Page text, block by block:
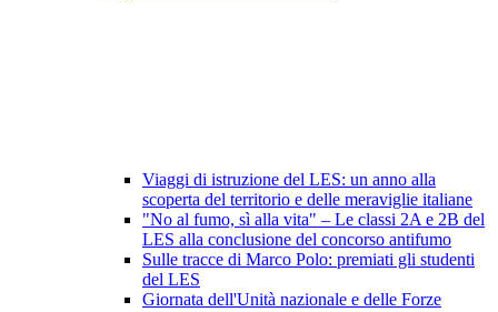
Viaggi di istruzione del LES: un anno alla
scoperta del territorio e delle meraviglie italiane
"No al fumo, sì alla vita" – Le classi 2A e 2B del
LES alla conclusione del concorso antifumo
Sulle tracce di Marco Polo: premiati gli studenti
del LES
Giornata dell'Unità nazionale e delle Forze